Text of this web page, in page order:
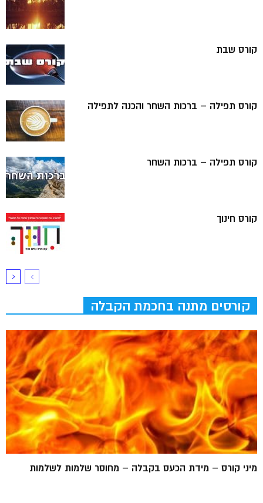
קורס שבת
קורס תפילה – ברכות השחר והכנה לתפילה
קורס תפילה – ברכות השחר
קורס חינוך
קורסים מתנה בחכמת הקבלה
מיני קורס – מידת הכעס בקבלה – מחוסר שלמות לשלמות